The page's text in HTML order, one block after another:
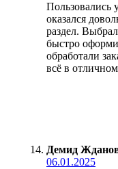
Пользовались
оказался
раздел.
быстро
обработали
всё в
Демид
06.01.2025